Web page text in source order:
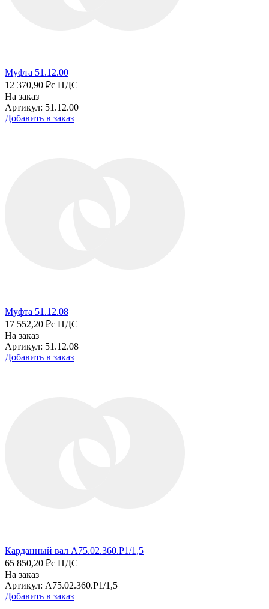
Муфта 51.12.00
12 370,90 ₽с НДС
На заказ
Артикул: 51.12.00
Добавить в заказ
Муфта 51.12.08
17 552,20 ₽с НДС
На заказ
Артикул: 51.12.08
Добавить в заказ
Карданный вал A75.02.360.P1/1,5
65 850,20 ₽с НДС
На заказ
Артикул: A75.02.360.P1/1,5
Добавить в заказ